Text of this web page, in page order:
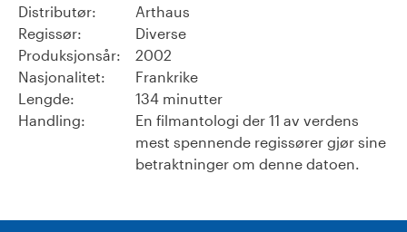
Distributør:
Arthaus
Regissør:
Diverse
Produksjonsår:
2002
Nasjonalitet:
Frankrike
Lengde:
134 minutter
Handling:
En filmantologi der 11 av verdens
mest spennende regissører gjør sine
betraktninger om denne datoen.